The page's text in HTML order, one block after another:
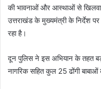
की भावनाओं और आस्थाओं से
उत्तराखंड के मुख्यमंत्री के निर्देश
रहा है।
दून पुलिस ने इस अभियान के तहत
नागरिक सहित कुल 25 ढोंगी बाबाओं